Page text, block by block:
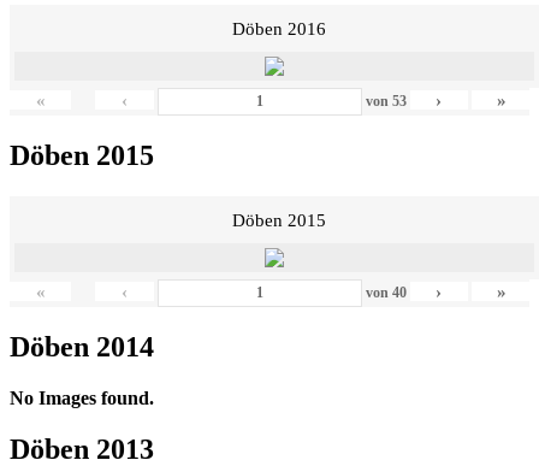
Döben 2016
« ‹ von 53 › »
Döben 2015
Döben 2015
« ‹ von 40 › »
Döben 2014
No Images found.
Döben 2013